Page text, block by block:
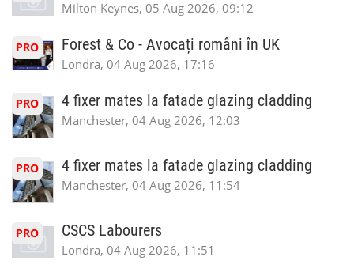
Milton Keynes, 05 Aug 2026, 09:12
PRO Forest & Co - Avocați români în UK
Londra, 04 Aug 2026, 17:16
PRO 4 fixer mates la fatade glazing cladding
Manchester, 04 Aug 2026, 12:03
PRO 4 fixer mates la fatade glazing cladding
Manchester, 04 Aug 2026, 11:54
PRO CSCS Labourers
Londra, 04 Aug 2026, 11:51